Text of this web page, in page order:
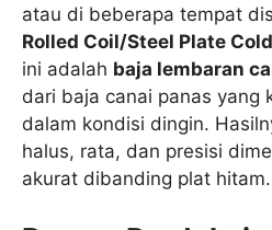
atau di beberapa tempat
Rolled Coil/Steel Plate
ini adalah baja lembaran
dari baja canai panas yang
dalam kondisi dingin.
halus, rata, dan presisi
akurat dibanding plat hitam.